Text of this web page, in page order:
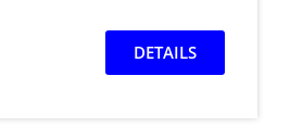
DETAILS